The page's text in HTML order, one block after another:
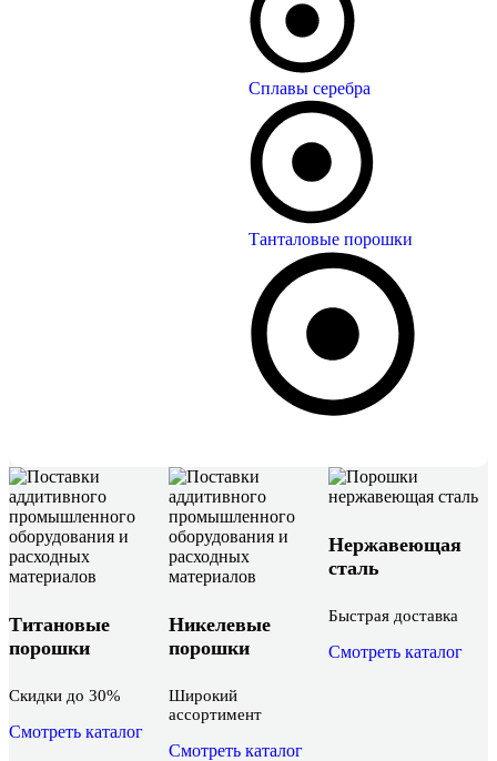
Сплавы серебра
Танталовые порошки
Титановые
порошки
Скидки до 30%
Смотреть каталог
Никелевые
порошки
Широкий
ассортимент
Смотреть каталог
Нержавеющая
сталь
Быстрая доставка
Смотреть каталог